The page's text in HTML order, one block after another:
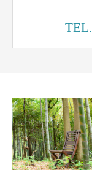
TEL.